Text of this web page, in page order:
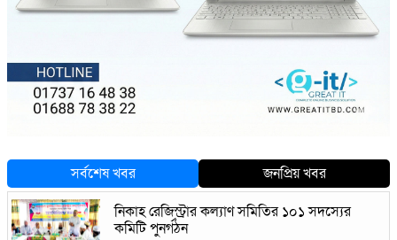
সর্বশেষ খবর
জনপ্রিয় খবর
নিকাহ রেজিস্ট্রার কল্যাণ সমিতির ১০১ সদস্যের
কমিটি পুনর্গঠন